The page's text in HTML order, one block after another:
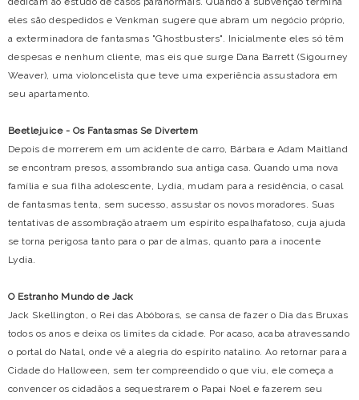
eles são despedidos e Venkman sugere que abram um negócio próprio,
a exterminadora de fantasmas "Ghostbusters". Inicialmente eles só têm
despesas e nenhum cliente, mas eis que surge Dana Barrett (Sigourney
Weaver), uma violoncelista que teve uma experiência assustadora em
seu apartamento.
Beetlejuice - Os Fantasmas Se Divertem
Depois de morrerem em um acidente de carro, Bárbara e Adam Maitland
se encontram presos, assombrando sua antiga casa. Quando uma nova
família e sua filha adolescente, Lydia, mudam para a residência, o casal
de fantasmas tenta, sem sucesso, assustar os novos moradores. Suas
tentativas de assombração atraem um espírito espalhafatoso, cuja ajuda
se torna perigosa tanto para o par de almas, quanto para a inocente
Lydia.
O Estranho Mundo de Jack
Jack Skellington, o Rei das Abóboras, se cansa de fazer o Dia das Bruxas
todos os anos e deixa os limites da cidade. Por acaso, acaba atravessando
o portal do Natal, onde vê a alegria do espírito natalino. Ao retornar para a
Cidade do Halloween, sem ter compreendido o que viu, ele começa a
convencer os cidadãos a sequestrarem o Papai Noel e fazerem seu